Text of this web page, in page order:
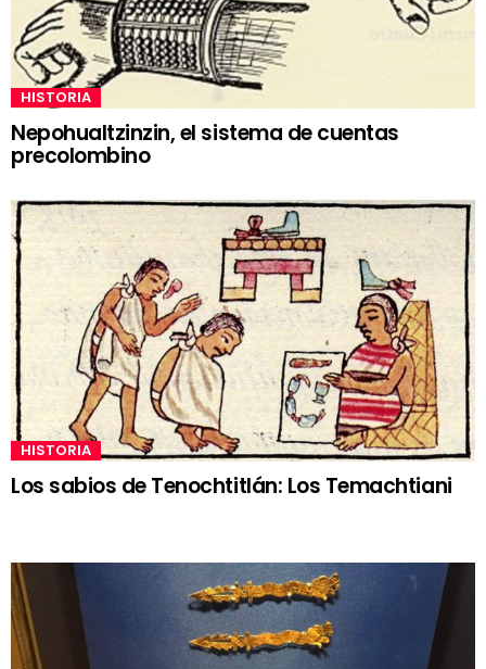
HISTORIA
Nepohualtzinzin, el sistema de cuentas
precolombino
HISTORIA
Los sabios de Tenochtitlán: Los Temachtiani